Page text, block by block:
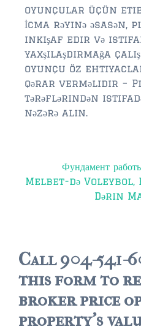
oyunçular üçün
İcma rəyinə əsasən,
inkişaf edir və
yaxşılaşdırmağa
oyunçu öz
qərar verməlidir –
tərəflərindən
nəzərə alın.
navigation
Фундамент
Melbet-də Voleybol,
Dərin
Call 904-
this form to
broker price
property's